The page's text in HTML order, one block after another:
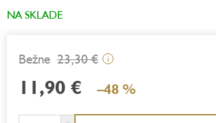
NA SKLADE
23,30 € i
11,90 € –48 %